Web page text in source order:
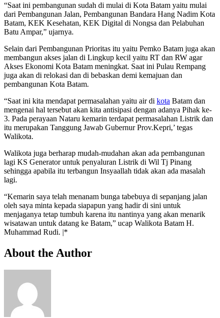
“Saat ini pembangunan sudah di mulai di Kota Batam yaitu mulai
dari Pembangunan Jalan, Pembangunan Bandara Hang Nadim Kota
Batam, KEK Kesehatan, KEK Digital di Nongsa dan Pelabuhan
Batu Ampar,” ujarnya.
Selain dari Pembangunan Prioritas itu yaitu Pemko Batam juga akan
membangun akses jalan di Lingkup kecil yaitu RT dan RW agar
Akses Ekonomi Kota Batam meningkat. Saat ini Pulau Rempang
juga akan di relokasi dan di bebaskan demi kemajuan dan
pembangunan Kota Batam.
“Saat ini kita mendapat permasalahan yaitu air di kota Batam dan
mengenai hal tersebut akan kita antisipasi dengan adanya Pihak ke-
3. Pada perayaan Nataru kemarin terdapat permasalahan Listrik dan
itu merupakan Tanggung Jawab Gubernur Prov.Kepri,’ tegas
Walikota.
Walikota juga berharap mudah-mudahan akan ada pembangunan
lagi KS Generator untuk penyaluran Listrik di Wil Tj Pinang
sehingga apabila itu terbangun Insyaallah tidak akan ada masalah
lagi.
“Kemarin saya telah menanam bunga tabebuya di sepanjang jalan
oleh saya minta kepada siapapun yang hadir di sini untuk
menjaganya tetap tumbuh karena itu nantinya yang akan menarik
wisatawan untuk datang ke Batam,” ucap Walikota Batam H.
Muhammad Rudi. |*
About the Author